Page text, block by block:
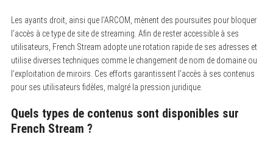
Les ayants droit, ainsi que l’ARCOM, mènent des poursuites pour bloquer
l’accès à ce type de site de streaming. Afin de rester accessible à ses
utilisateurs, French Stream adopte une rotation rapide de ses adresses et
utilise diverses techniques comme le changement de nom de domaine ou
l’exploitation de miroirs. Ces efforts garantissent l’accès à ses contenus
pour ses utilisateurs fidèles, malgré la pression juridique.
Quels types de contenus sont disponibles sur
French Stream ?